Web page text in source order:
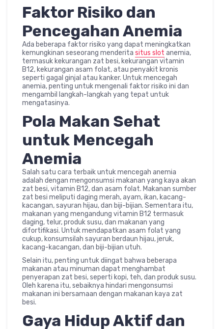
Faktor Risiko dan
Pencegahan Anemia
Ada beberapa faktor risiko yang dapat meningkatkan
kemungkinan seseorang menderita situs slot anemia,
termasuk kekurangan zat besi, kekurangan vitamin
B12, kekurangan asam folat, atau penyakit kronis
seperti gagal ginjal atau kanker. Untuk mencegah
anemia, penting untuk mengenali faktor risiko ini dan
mengambil langkah-langkah yang tepat untuk
mengatasinya.
Pola Makan Sehat
untuk Mencegah
Anemia
Salah satu cara terbaik untuk mencegah anemia
adalah dengan mengonsumsi makanan yang kaya akan
zat besi, vitamin B12, dan asam folat. Makanan sumber
zat besi meliputi daging merah, ayam, ikan, kacang-
kacangan, sayuran hijau, dan biji-bijian. Sementara itu,
makanan yang mengandung vitamin B12 termasuk
daging, telur, produk susu, dan makanan yang
difortifikasi. Untuk mendapatkan asam folat yang
cukup, konsumsilah sayuran berdaun hijau, jeruk,
kacang-kacangan, dan biji-bijian utuh.
Selain itu, penting untuk diingat bahwa beberapa
makanan atau minuman dapat menghambat
penyerapan zat besi, seperti kopi, teh, dan produk susu.
Oleh karena itu, sebaiknya hindari mengonsumsi
makanan ini bersamaan dengan makanan kaya zat
besi.
Gaya Hidup Aktif dan